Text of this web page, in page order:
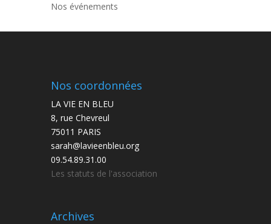
Nos événements
Nos coordonnées
LA VIE EN BLEU
8, rue Chevreul
75011 PARIS
sarah@lavieenbleu.org
09.54.89.31.00
Les statuts de l'association
Archives